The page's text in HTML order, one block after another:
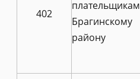
402
Брагинскому
району